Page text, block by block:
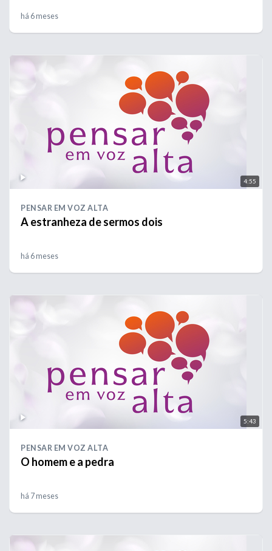
há 6 meses
4:55
PENSAR EM VOZ ALTA
A estranheza de sermos dois
há 6 meses
5:43
PENSAR EM VOZ ALTA
O homem e a pedra
há 7 meses